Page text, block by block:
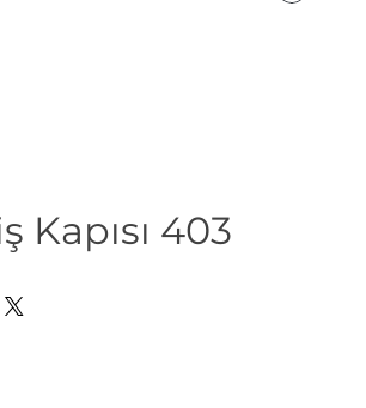
Kapısı 403